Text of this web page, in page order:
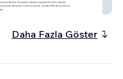
Daha Fazla Göster